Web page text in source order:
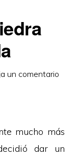
un comentario
mucho más
dar un